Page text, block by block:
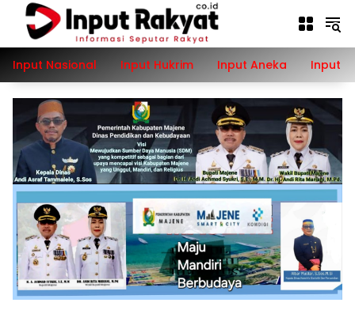
Langsung
konten
Input Nasional
Input Hukrim Input Aneka Input